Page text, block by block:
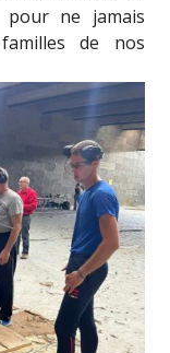
pour ne jamais
de nos